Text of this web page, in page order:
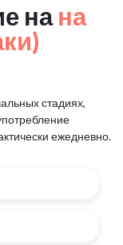
нана
стадиях,
ежедневно.